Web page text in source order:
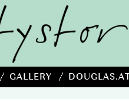
GALLERY DOUGLAS.AT